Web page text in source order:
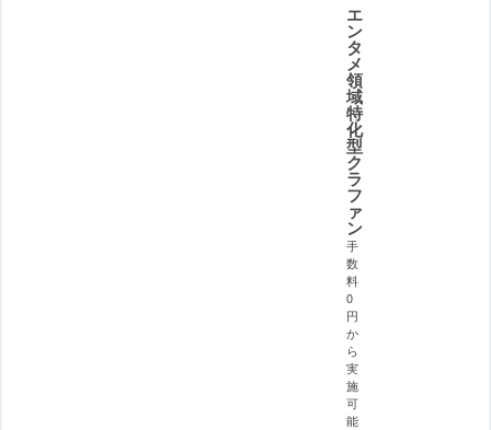
エ
ン
タ
メ
領
域
特
化
型
ク
ラ
フ
ァ
ン
手
数
料
0
円
か
ら
実
施
可
能